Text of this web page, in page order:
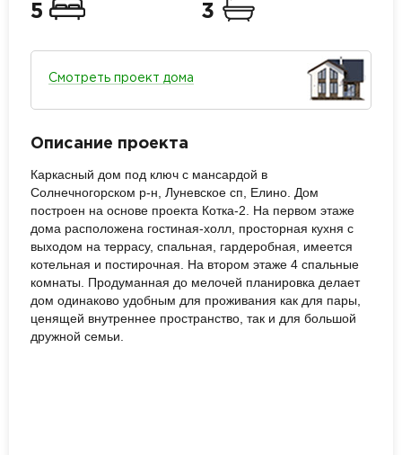
5 3
Смотреть проект дома
Описание проекта
Каркасный дом под ключ с мансардой в
Солнечногорском р-н, Луневское сп, Елино. Дом
построен на основе проекта Котка-2. На первом этаже
дома расположена гостиная-холл, просторная кухня с
выходом на террасу, спальная, гардеробная, имеется
котельная и постирочная. На втором этаже 4 спальные
комнаты. Продуманная до мелочей планировка делает
дом одинаково удобным для проживания как для пары,
ценящей внутреннее пространство, так и для большой
дружной семьи.